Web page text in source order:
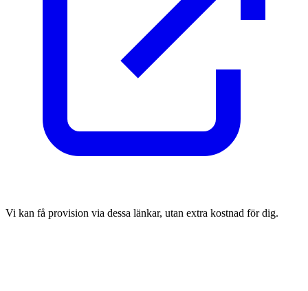
Vi kan få provision via dessa länkar, utan extra kostnad för dig.